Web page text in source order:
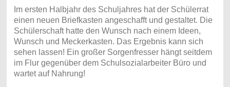
Im ersten Halbjahr des Schuljahres hat der Schülerrat
einen neuen Briefkasten angeschafft und gestaltet. Die
Schülerschaft hatte den Wunsch nach einem Ideen,
Wunsch und Meckerkasten. Das Ergebnis kann sich
sehen lassen! Ein großer Sorgenfresser hängt seitdem
im Flur gegenüber dem Schulsozialarbeiter Büro und
wartet auf Nahrung!